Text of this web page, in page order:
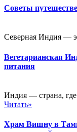
Советы
Северная Индия —
Вегетарианская
питания
Индия — страна, где
Читать»
Храм Вишну в